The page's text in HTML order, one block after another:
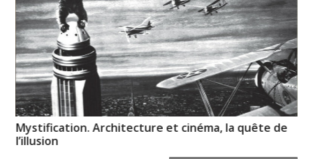
Mystification. Architecture et cinéma, la quête de
l’illusion